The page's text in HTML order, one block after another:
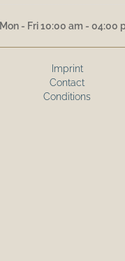
Mon - Fri 10:00 am - 04:00
Imprint
Contact
Conditions